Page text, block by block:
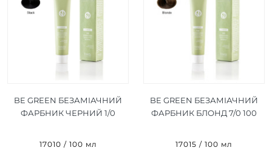
BE GREEN БЕЗАМІАЧНИЙ
ФАРБНИК ЧЕРНИЙ 1/0
17010 / 100 мл
BE GREEN БЕЗАМІАЧНИЙ
ФАРБНИК БЛОНД 7/0 100
17015 / 100 мл